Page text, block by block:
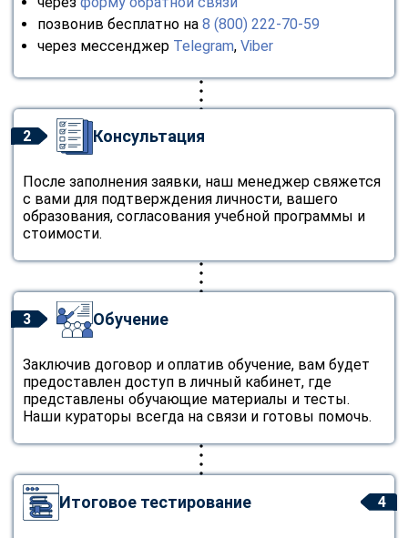
позвонив бесплатно на 8 (800) 222-70-59
через мессенджер Telegram, Viber
2 Консультация
После заполнения заявки, наш менеджер свяжется
с вами для подтверждения личности, вашего
образования, согласования учебной программы и
стоимости.
3 Обучение
Заключив договор и оплатив обучение, вам будет
предоставлен доступ в личный кабинет, где
представлены обучающие материалы и тесты.
Наши кураторы всегда на связи и готовы помочь.
4
Итоговое тестирование